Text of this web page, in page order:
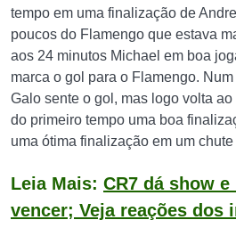
tempo em uma finalização de
poucos do Flamengo que estava
aos 24 minutos Michael em boa
marca o gol para o Flamengo.
Galo sente o gol, mas logo volta ao
do primeiro tempo uma boa
uma ótima finalização em um
Leia Mais: CR7 dá show
vencer; Veja reações dos